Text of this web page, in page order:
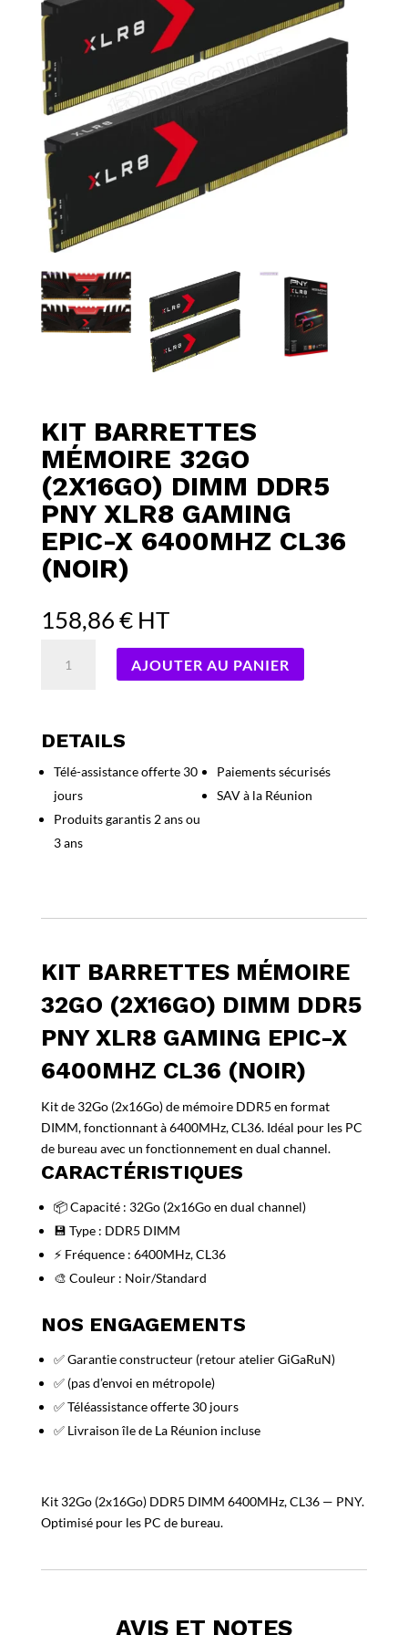
KIT BARRETTES
MÉMOIRE 32GO
(2X16GO) DIMM DDR5
PNY XLR8 GAMING
EPIC-X 6400MHZ CL36
(NOIR)
158,86€ HT
mémoire
(2x16Go)
DIMM
DDR5
PNY
X
CL36
(Noir)
AJOUTER AU PANIER
DETAILS
Télé-assistance offerte 30
jours
Produits garantis 2 ans ou
3 ans
Paiements sécurisés
SAV à la Réunion
KIT BARRETTES MÉMOIRE
32GO (2X16GO) DIMM DDR5
PNY XLR8 GAMING EPIC-X
6400MHZ CL36 (NOIR)
Kit de 32Go (2x16Go) de mémoire DDR5 en format
DIMM, fonctionnant à 6400MHz, CL36. Idéal pour les PC
de bureau avec un fonctionnement en dual channel.
CARACTÉRISTIQUES
📦 Capacité : 32Go (2x16Go en dual channel)
💾 Type : DDR5 DIMM
⚡ Fréquence : 6400MHz, CL36
🎨 Couleur : Noir/Standard
NOS ENGAGEMENTS
✅ Garantie constructeur (retour atelier GiGaRuN)
✅ (pas d’envoi en métropole)
✅ Téléassistance offerte 30 jours
✅ Livraison île de La Réunion incluse
Kit 32Go (2x16Go) DDR5 DIMM 6400MHz, CL36 — PNY.
Optimisé pour les PC de bureau.
AVIS ET NOTES